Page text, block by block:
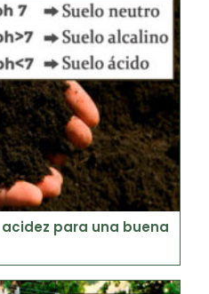
para una buena